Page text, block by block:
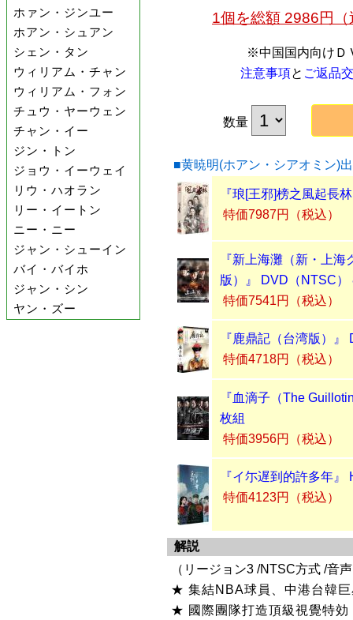
ホァン・ジンユー
ホアン・シュアン
シェン・タン
ウィリアム・チャン
ウィリアム・フォン
チュウ・ヤーウェン
チャン・イー
ジン・トン
ジョウ・イーウェイ
リウ・ハオラン
リー・イートン
ニー・ニー
ジャン・シューイン
バイ・バイホ
ジャン・シン
ヤン・ズー
1個を総額 2986円
※中国国内向けＤ
注意事項と ご返品
数量
■黄暁明(ホアン・シアオミン)
『琅[王邪]榜之風起長
特価7987円（税込）
『新上海灘（新・上
版）』 DVD（NTSC）
特価7541円（税込）
『鹿鼎記（台湾版）』
特価4718円（税込）
『血滴子（The
枚組
特価3956円（税込）
『イ尓遅到的許多年
特価4123円（税込）
解説
（リージョン3 /NTSC方式 /音
★ 集結NBA球員、中港台韓
★ 國際團隊打造頂級視覺特効